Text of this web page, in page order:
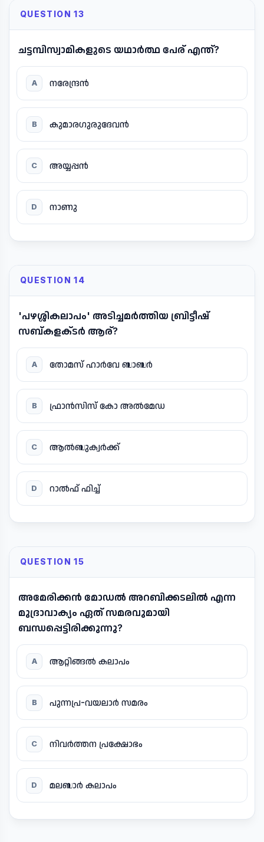
QUESTION 13
ചട്ടമ്പിസ്വാമികളുടെ യഥാർത്ഥ പേര് എന്ത്?
A നരേന്ദ്രൻ
B കുമാരഗുരുദേവൻ
C അയ്യപ്പൻ
D നാണു
QUESTION 14
'പഴശ്ശികലാപം' അടിച്ചമർത്തിയ ബ്രിട്ടീഷ്
സബ്‌കളക്‌ടർ ആര്?
A തോമസ് ഹാർവേ ബാബർ
B ഫ്രാൻസിസ് കോ അൽമേഡ
C ആൽബുക്വർക്ക്
D റാൽഫ് ഫിച്ച്
QUESTION 15
അമേരിക്കൻ മോഡൽ അറബിക്കടലിൽ എന്ന
മുദ്രാവാക്യം ഏത് സമരവുമായി
ബന്ധപ്പെട്ടിരിക്കുന്നു?
A ആറ്റിങ്ങൽ കലാപം
B പുന്നപ്ര-വയലാർ സമരം
C നിവർത്തന പ്രക്ഷോഭം
D മലബാർ കലാപം